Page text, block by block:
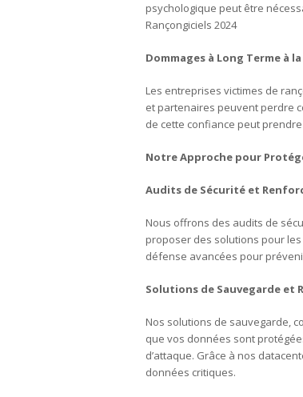
psychologique peut être
Rançongiciels 2024
Dommages à Long Terme à
Les entreprises victimes de
et partenaires peuvent perdre
de cette confiance peut
Notre Approche pour
Audits de Sécurité et
Nous offrons des audits de
proposer des solutions pour
défense avancées pour
Solutions de Sauvegarde et
Nos solutions de sauvegarde,
que vos données sont
d’attaque. Grâce à nos
données critiques.